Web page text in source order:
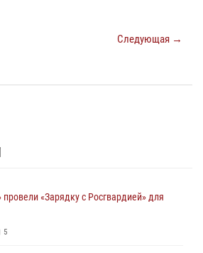
Следующая →
«Зарядку с Росгвардией» для
5